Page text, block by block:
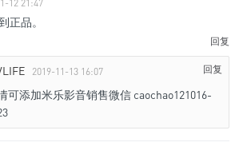
12 21:47
正品。
回复
2019-11-13 16:07
可添加米乐影音销售微信 caochao121016-
回复